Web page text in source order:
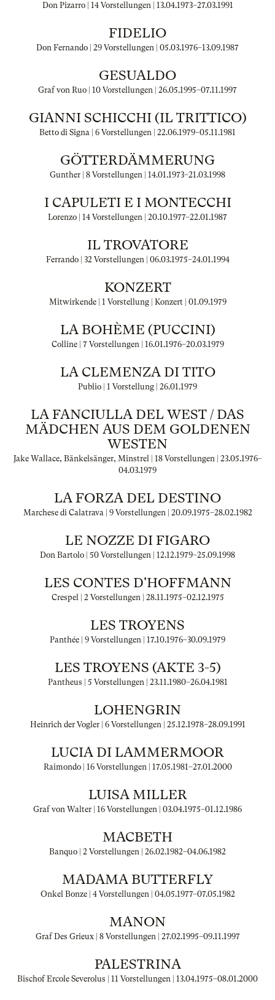
Don Pizarro | 14 Vorstellungen | 13.04.1973–27.03.1991
FIDELIO
Don Fernando | 29 Vorstellungen | 05.03.1976–13.09.1987
GESUALDO
Graf von Ruo | 10 Vorstellungen | 26.05.1995–07.11.1997
GIANNI SCHICCHI (IL TRITTICO)
Betto di Signa | 6 Vorstellungen | 22.06.1979–05.11.1981
GÖTTERDÄMMERUNG
Gunther | 8 Vorstellungen | 14.01.1973–21.03.1998
I CAPULETI E I MONTECCHI
Lorenzo | 14 Vorstellungen | 20.10.1977–22.01.1987
IL TROVATORE
Ferrando | 32 Vorstellungen | 06.03.1975–24.01.1994
KONZERT
Mitwirkende | 1 Vorstellung | Konzert | 01.09.1979
LA BOHÈME (PUCCINI)
Colline | 7 Vorstellungen | 16.01.1976–20.03.1979
LA CLEMENZA DI TITO
Publio | 1 Vorstellung | 26.01.1979
LA FANCIULLA DEL WEST / DAS
MÄDCHEN AUS DEM GOLDENEN
WESTEN
Jake Wallace, Bänkelsänger, Minstrel | 18 Vorstellungen | 23.05.1976–
04.03.1979
LA FORZA DEL DESTINO
Marchese di Calatrava | 9 Vorstellungen | 20.09.1975–28.02.1982
LE NOZZE DI FIGARO
Don Bartolo | 50 Vorstellungen | 12.12.1979–25.09.1998
LES CONTES D'HOFFMANN
Crespel | 2 Vorstellungen | 28.11.1975–02.12.1975
LES TROYENS
Panthée | 9 Vorstellungen | 17.10.1976–30.09.1979
LES TROYENS (AKTE 3-5)
Pantheus | 5 Vorstellungen | 23.11.1980–26.04.1981
LOHENGRIN
Heinrich der Vogler | 6 Vorstellungen | 25.12.1978–28.09.1991
LUCIA DI LAMMERMOOR
Raimondo | 16 Vorstellungen | 17.05.1981–27.01.2000
LUISA MILLER
Graf von Walter | 16 Vorstellungen | 03.04.1975–01.12.1986
MACBETH
Banquo | 2 Vorstellungen | 26.02.1982–04.06.1982
MADAMA BUTTERFLY
Onkel Bonze | 4 Vorstellungen | 04.05.1977–07.05.1982
MANON
Graf Des Grieux | 8 Vorstellungen | 27.02.1995–09.11.1997
PALESTRINA
Bischof Ercole Severolus | 11 Vorstellungen | 13.04.1975–08.01.2000